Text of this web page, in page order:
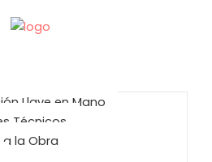
Llave en Mano
Técnicos
la Obra